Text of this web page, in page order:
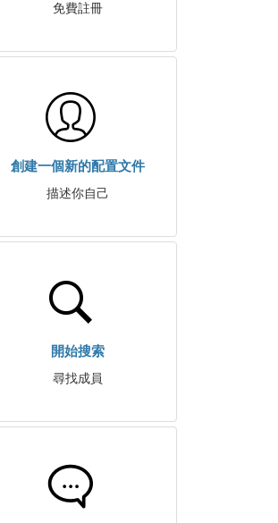
免費註冊
創建一個新的配置文件
描述你自己
開始搜索
尋找成員